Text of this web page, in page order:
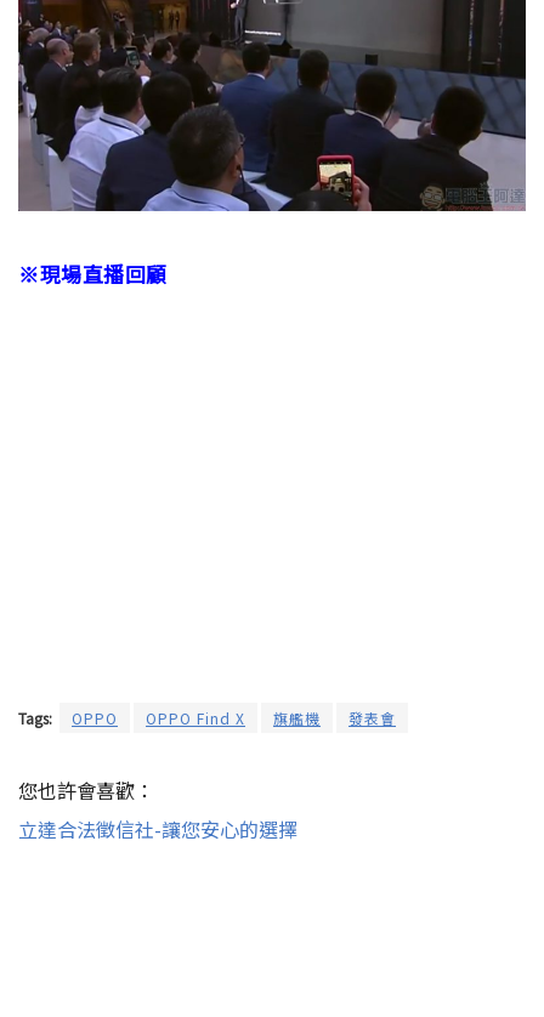
※現場直播回顧
Tags: OPPO OPPO Find X 旗艦機 發表會
您也許會喜歡：
立達合法徵信社-讓您安心的選擇